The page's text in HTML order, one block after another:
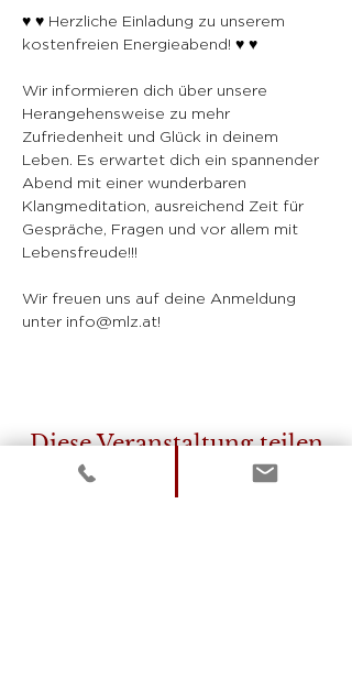
♥ ♥ Herzliche Einladung zu unserem
kostenfreien Energieabend! ♥ ♥
Wir informieren dich über unsere
Herangehensweise zu mehr
Zufriedenheit und Glück in deinem
Leben. Es erwartet dich ein spannender
Abend mit einer wunderbaren
Klangmeditation, ausreichend Zeit für
Gespräche, Fragen und vor allem mit
Lebensfreude!!!
Wir freuen uns auf deine Anmeldung
unter info@mlz.at!
Diese Veranstaltung teilen